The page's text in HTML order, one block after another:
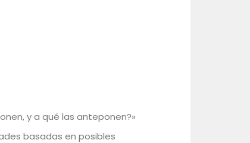
y a qué las anteponen?»
basadas en posibles